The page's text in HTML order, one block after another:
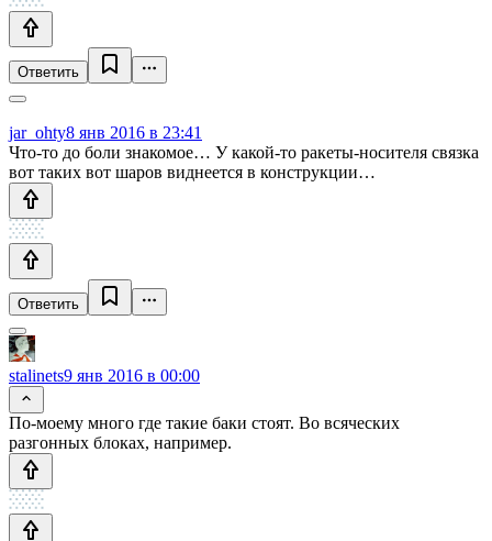
Ответить
jar_ohty8 янв 2016 в 23:41
Что-то до боли знакомое… У какой-то ракеты-носителя связка
вот таких вот шаров виднеется в конструкции…
Ответить
stalinets9 янв 2016 в 00:00
По-моему много где такие баки стоят. Во всяческих
разгонных блоках, например.